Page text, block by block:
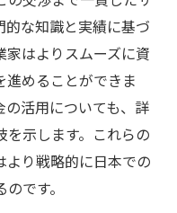
な知識と実績に基づ
家はよりスムーズに資
めることができま
活用についても、詳
示します。これらの
より戦略的に日本での
です。